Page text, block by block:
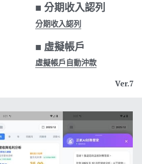
■ 分期收入認列
分期收入認列
■ 虛擬帳戶
虛擬帳戶自動沖款
Ver.7